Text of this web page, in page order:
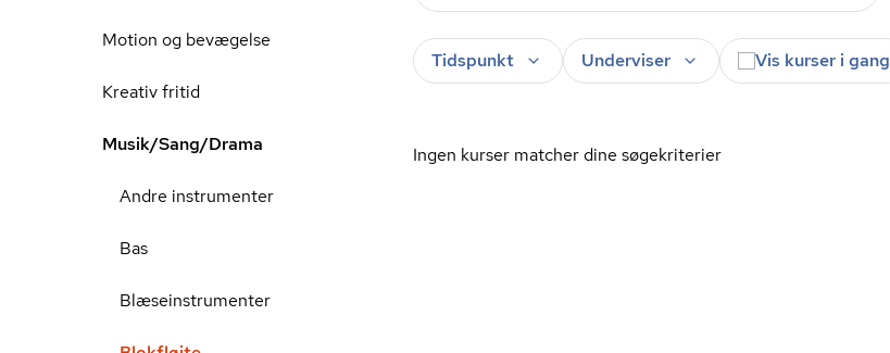
Motion og bevægelse
Kreativ fritid
Musik/Sang/Drama
Andre instrumenter
Bas
Blæseinstrumenter
Tidspunkt Underviser Vis kurser i gang
Ingen kurser matcher dine søgekriterier